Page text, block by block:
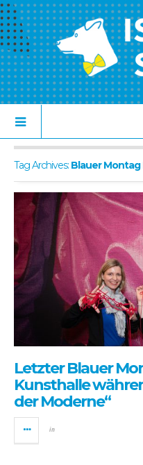
Tag Archives: Blauer
Letzter Blauer
Kunsthalle
der Moderne“
in